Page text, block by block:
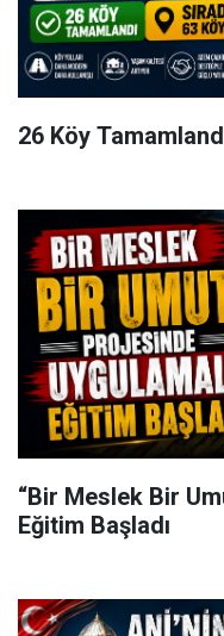
26 Köy
“Bir Meslek Bir
Eğitim Başladı